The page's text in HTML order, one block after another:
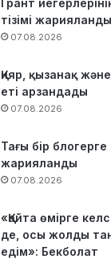
тізімі жарияланды
07.08.2026
Қияр, қызанақ
еті арзандады
07.08.2026
Тағы бір блогерге
жарияланды
07.08.2026
«Қайта өмірге
де, осы жолды
едім»: Бекболат